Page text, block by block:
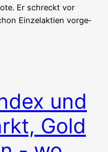
Er schreckt vor
Ein­zel­ak­ti­en vor­ge­
und
Gold